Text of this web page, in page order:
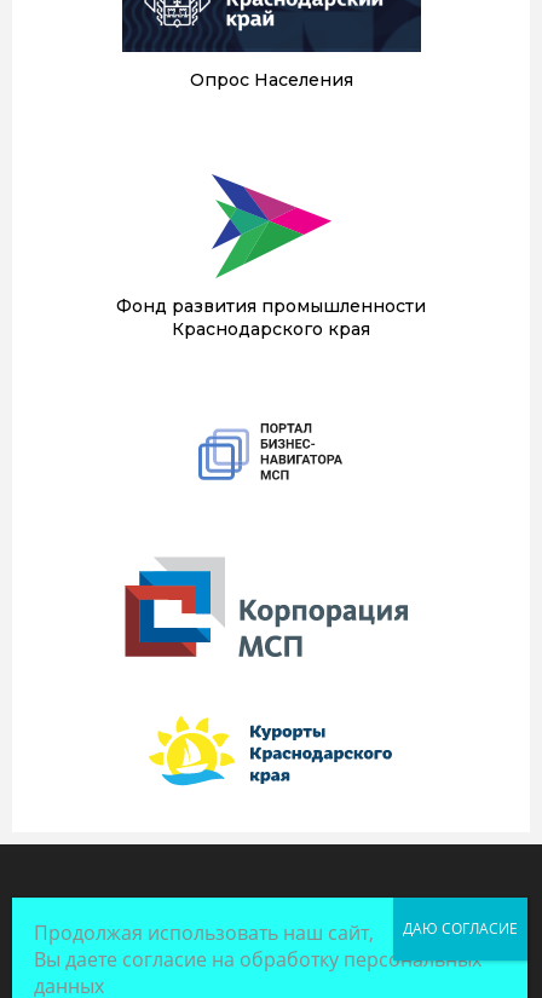
Опрос Населения
Фонд развития промышленности
Краснодарского края
Продолжая использовать наш сайт,
Вы даете согласие на обработку персональных
данных